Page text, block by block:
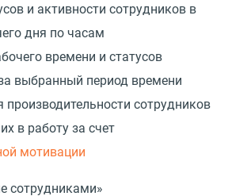
и активности сотрудников в
дня по часам
времени и статусов
выбранный период времени
производительности сотрудников
в работу за счет
мотивации